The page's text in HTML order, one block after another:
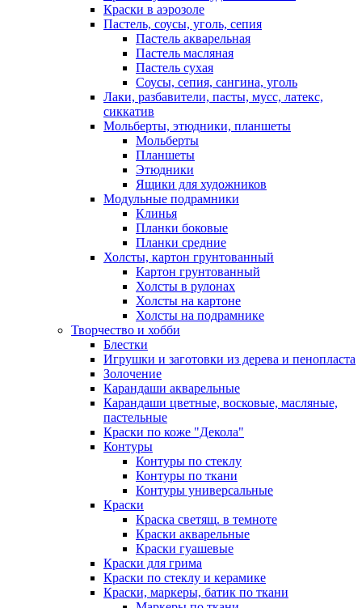
Краски в аэрозоле
Пастель, соусы, уголь, сепия
Пастель акварельная
Пастель масляная
Пастель сухая
Соусы, сепия, сангина, уголь
Лаки, разбавители, пасты, мусс, латекс,
сиккатив
Мольберты, этюдники, планшеты
Мольберты
Планшеты
Этюдники
Ящики для художников
Модульные подрамники
Клинья
Планки боковые
Планки средние
Холсты, картон грунтованный
Картон грунтованный
Холсты в рулонах
Холсты на картоне
Холсты на подрамнике
Творчество и хобби
Блестки
Игрушки и заготовки из дерева и пенопласта
Золочение
Карандаши акварельные
Карандаши цветные, восковые, масляные,
пастельные
Краски по коже "Декола"
Контуры
Контуры по стеклу
Контуры по ткани
Контуры универсальные
Краски
Краска светящ. в темноте
Краски акварельные
Краски гуашевые
Краски для грима
Краски по стеклу и керамике
Краски, маркеры, батик по ткани